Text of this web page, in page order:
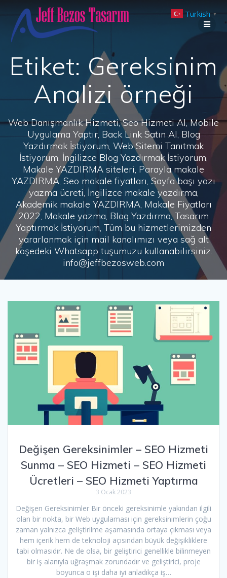
to
Etiket: Gereksinim
Analizi örneği
Web Danışmanlık Hizmeti, Seo Hizmeti Al, Mobile
Uygulama Yaptır, Back Link Satın Al, Blog
Yazdırmak İstiyorum, Web Sitemi Tanıtmak
İstiyorum, İngilizce Blog Yazdırmak İstiyorum,
Makale YAZDIRMA siteleri, Parayla makale
YAZDIRMA, Seo makale fiyatları, Sayfa başı yazı
yazma ücreti, İngilizce makale yazdırma,
Akademik makale YAZDIRMA, Makale Fiyatları
2022, Makale yazma, Blog Yazdırma, Tasarım
Yaptırmak İstiyorum, Tüm bu hizmetlerimizden
yararlanmak için mail kanalımızı veya sağ alt
köşedeki Whatsapp tuşumuzu kullanabilirsiniz.
info@jeffbezosweb.com
Değişen Gereksinimler – SEO Hizmeti
Sunma – SEO Hizmeti – SEO Hizmeti
Ücretleri – SEO Hizmeti Yaptırma
3 Ocak 2023
Değişen Gereksinimler Bir önceki gereksinimle yakından ilgili
olan bir nokta, bir Web uygulaması için gereksinimlerin çoğu
zaman yalnızca geliştirilme aşamasında ortaya çıkması veya
hem içerik hem de teknoloji açısından büyük değişikliklere
tabi olmasıdır. Ne de olsa, bir geliştirici genellikle bilinmeyen
bir iş alanıyla uğraşmak zorundadır ve geliştirici, proje
boyunca o işi daha iyi anladıkça iş…
Turkish ▼